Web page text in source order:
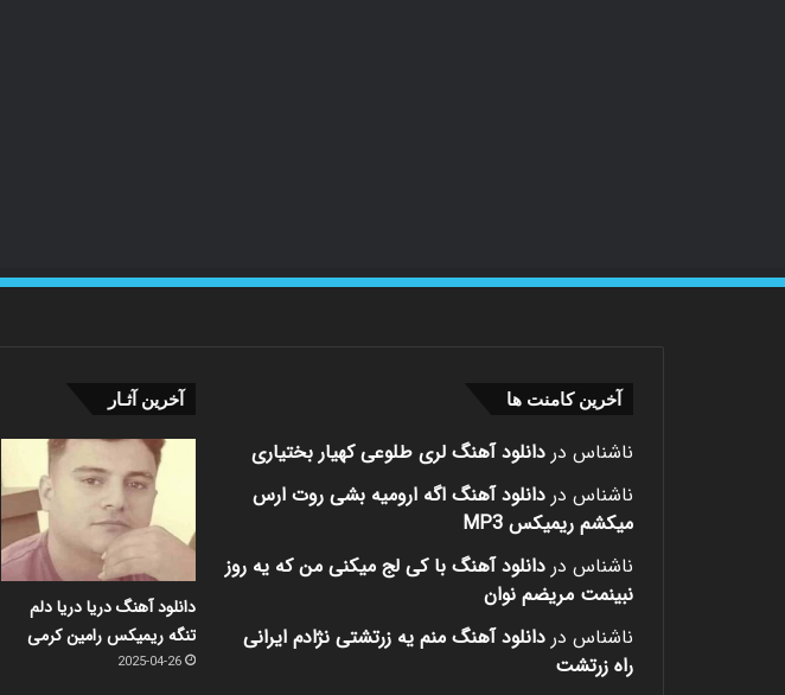
آخرین کامنت ها
ناشناس در دانلود آهنگ لری طلوعی کهیار بختیاری
ناشناس در دانلود آهنگ اگه ارومیه بشی روت ارس
میکشم ریمیکس MP3
ناشناس در دانلود آهنگ با کی لج میکنی من که یه روز
نبینمت مریضم نوان
ناشناس در دانلود آهنگ منم یه زرتشتی نژادم ایرانی
راه زرتشت
آخرین آثـار
دانلود آهنگ دریا دریا دلم
تنگه ریمیکس رامین کرمی
2025-04-26